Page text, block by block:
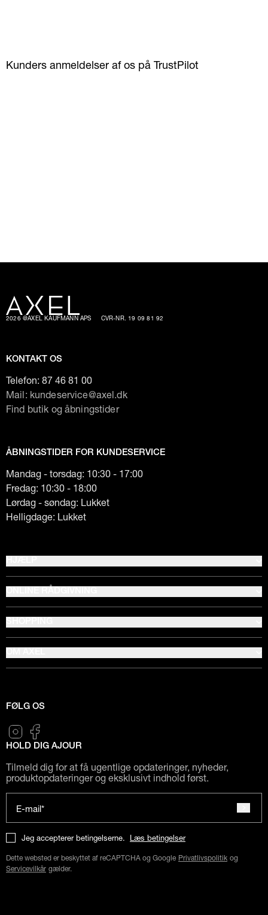
Kunders anmeldelser af os på TrustPilot
2026 @AXEL KAUFMANN APS CVR-NR. 19 09 81 92
KONTAKT OS
Telefon: 87 46 81 00
Mail: kundeservice@axel.dk
Find butik og åbningstider
ÅBNINGSTIDER FOR KUNDESERVICE
Mandag - torsdag: 10:30 - 17:00
Fredag: 10:30 - 18:00
Lørdag - søndag: Lukket
Helligdage: Lukket
FØLG OS
HOLD DIG AJOUR
Tilmeld dig for at få ugentlige opdateringer, nyheder,
produktopdateringer og eksklusivt indhold først.
E-mail*
Jeg accepterer betingelserne. Læs betingelser
Dette websted er beskyttet af reCAPTCHA og Google Privatlivspolitik og
Servicevilkår gælder.